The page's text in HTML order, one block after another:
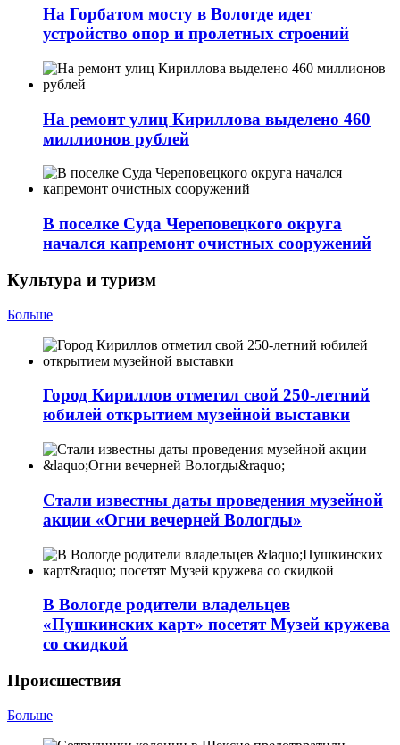
На Горбатом мосту в Вологде идет
устройство опор и пролетных строений
На ремонт улиц Кириллова выделено 460
миллионов рублей
В поселке Суда Череповецкого округа
начался капремонт очистных сооружений
Культура и туризм
Больше
Город Кириллов отметил свой 250-летний
юбилей открытием музейной выставки
Стали известны даты проведения музейной
акции «Огни вечерней Вологды»
В Вологде родители владельцев
«Пушкинских карт» посетят Музей кружева
со скидкой
Происшествия
Больше